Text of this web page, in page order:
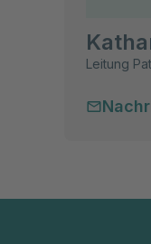
Leitung